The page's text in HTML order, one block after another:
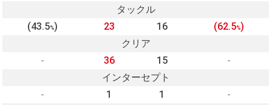
タックル
(43.5%) 23 16 (62.5%)
クリア
-
36 15
-
インターセプト
-
1 1
-